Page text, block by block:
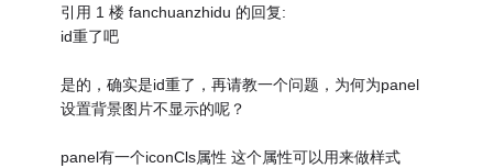
引用 1 楼 fanchuanzhidu 的回复:
id重了吧
是的，确实是id重了，再请教一个问题，为何为panel
设置背景图片不显示的呢？
panel有一个iconCls属性 这个属性可以用来做样式